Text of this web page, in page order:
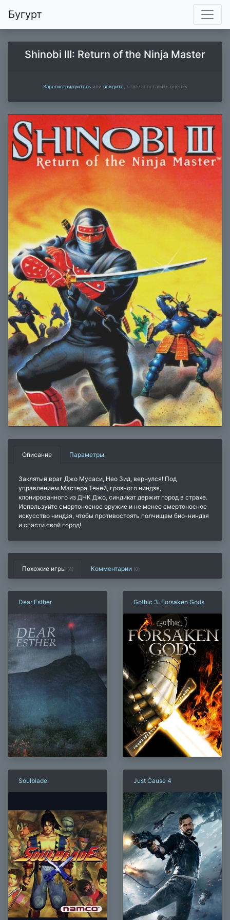
Бугурт
Shinobi III: Return of the Ninja Master
Зарегистрируйтесьили войдите , чтобы поставить оценку
Описание Параметры
Заклятый враг Джо Мусаси, Нео Зид, вернулся! Под
управлением Мастера Теней, грозного ниндзя,
клонированного из ДНК Джо, синдикат держит город в страхе.
Используйте смертоносное оружие и не менее смертоносное
искусство ниндзя, чтобы противостоять полчищам био-ниндзя
и спасти свой город!
Похожие игры (4) Комментарии (0)
Dear Esther Gothic 3: Forsaken Gods
Soulblade Just Cause 4